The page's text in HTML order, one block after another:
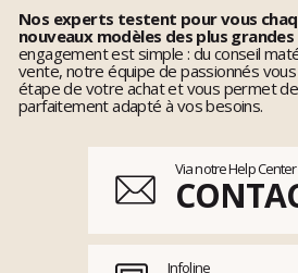
Nos experts testent pour vous
nouveaux modèles des plus
engagement est simple : du conseil
vente, notre équipe de passionnés
étape de votre achat et vous permet
parfaitement adapté à vos besoins.
Via notre Help Center
Infoline